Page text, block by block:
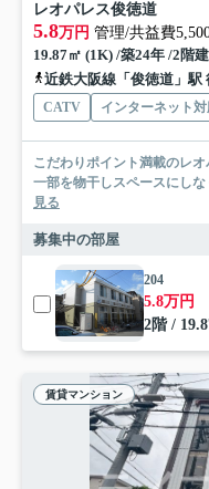
レオパレス俊徳道
5.8万円 管理/共益費
19.87㎡ (1K) /築24年 /2階建
近鉄大阪線「俊徳道」駅
CATV インターネット
こだわりポイント満載のレ
一部を物干しスペースにし
見る
募集中の部屋
204
5.8万円
2階 /
賃貸マンション